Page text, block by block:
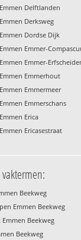
Delftlanden
Derksweg
Dordse Dijk
Emmer-
Emmer-
Emmerhout
Emmermeer
Emmerschans
Erica
Ericasestraat
Beekweg
Emmen Beekweg
Beekweg
Beekweg